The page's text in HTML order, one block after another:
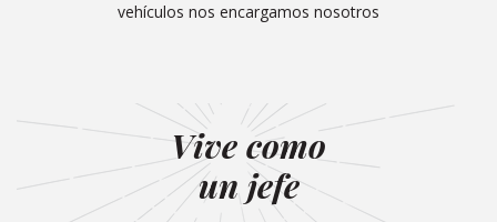
vehículos nos encargamos nosotros
Vive como
un jefe